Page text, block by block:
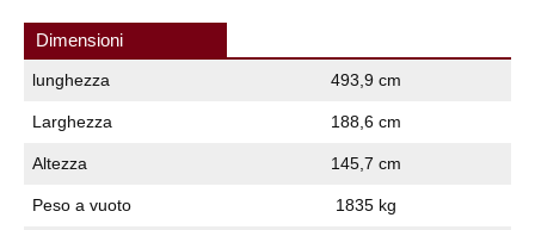
Dimensioni
lunghezza 493,9 cm
Larghezza 188,6 cm
Altezza 145,7 cm
Peso a vuoto 1835 kg